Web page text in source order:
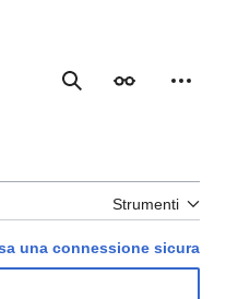
RicercaAspetto
Strumenti
una connessione sicura